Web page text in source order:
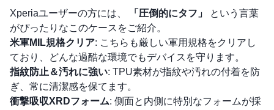
Xperiaユーザーの方には、 「圧倒的にタフ」
という言葉
がぴったりなこのケースをご紹介。
米軍MIL規格クリア: こちらも厳しい軍用規格をクリアし
ており、どんな過酷な環境でもデバイスを守ります。
指紋防止＆汚れに強い: TPU素材が指紋や汚れの付着を防
ぎ、常に清潔感を保てます。
衝撃吸収XRDフォーム: 側面と内側に特別なフォームが採